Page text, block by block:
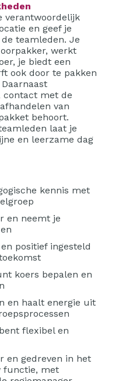
verantwoordelijk
en geef je
teamleden. Je
werkt
je biedt een
ook door te pakken
contact met de
van
behoort.
laat je
en leerzame dag
kennis met
en neemt je
positief ingesteld
koers bepalen en
en haalt energie uit
flexibel en
en gedreven in het
functie, met